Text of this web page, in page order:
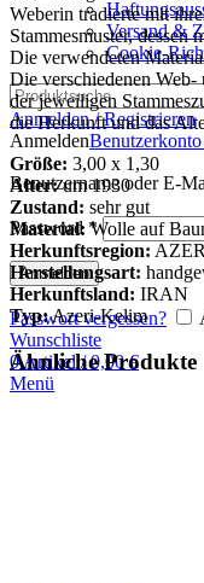
Versand &
Cookie-
Anmelden / Registrieren
AnmeldenBenutzerkonto
Benutzername oder E-
Password *
Anmelden
Passwort vergessen?
Wunschliste
0Artikel / 0,00€
Menü
Weberin tradierte mit
Stammesmuster,
Die verwendeten
Die verschiedenen
der jeweiligen
die Herkunft und das
Größe: 3,00 x 1,30
Alter:um 1930
Zustand: sehr gut
Material: Wolle auf
Herkunftsregion:
Herstellungsart:
Herkunftsland: IRAN
Typ:Azeri-Kelim
Ähnliche Produkte